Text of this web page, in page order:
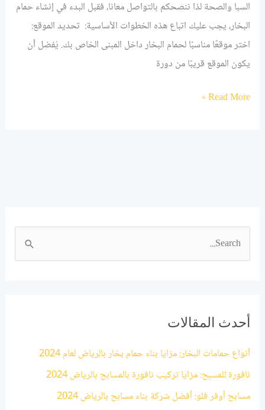
السبا والصحة لذا ننصحكم بالتواصل معانا، فقبل البدء في إنشاء حمام
البخار، يجب عليك اتباع هذه الخطوات الأساسية: تحديد الموقع:
اختر موقعًا مناسبًا لحمام البخار داخل المبنى الخاص بك. يُفضل أن
يكون الموقع قريبًا من دورة
Read More »
ل
ث
ن
:
أحدث المقالات
أنواع حمامات البخار: مزايا بناء حمام بخار بالرياض لعام 2024
نافورة للمسبح: مزايا تركيب نافورة بالمسابح بالرياض 2024
مسابح أوفر فلو: أفضل شركة بناء مسابح بالرياض 2024